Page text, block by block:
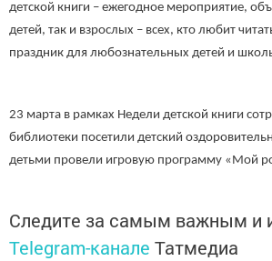
детской книги – ежегодное мероприятие,
детей, так и взрослых – всех, кто любит
праздник для любознательных детей и
23 марта в рамках Недели детской книги
библиотеки посетили детский
детьми провели игровую программу «Мой
Следите за самым важным и
Telegram-канале Татмедиа